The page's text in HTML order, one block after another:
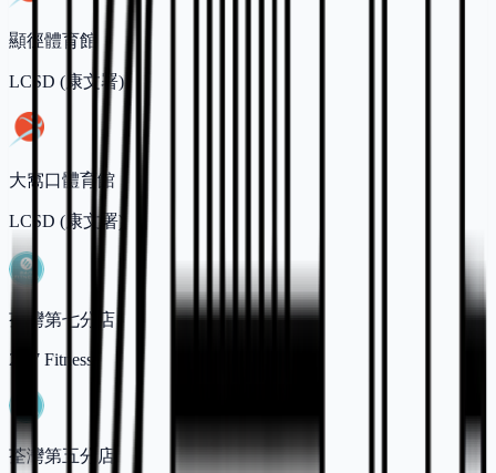
顯徑體育館
LCSD (康文署)
大窩口體育館
LCSD (康文署)
荃灣第七分店
24/7 Fitness
荃灣第五分店